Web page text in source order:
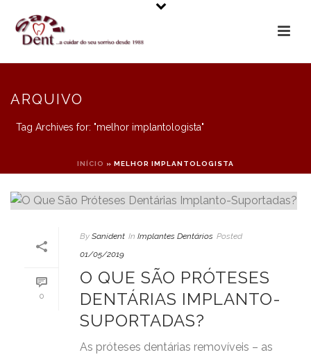
ARQUIVO
Tag Archives for: "melhor implantologista"
INÍCIO » MELHOR IMPLANTOLOGISTA
0
By Sanident In Implantes Dentários Posted
01/05/2019
O QUE SÃO PRÓTESES
DENTÁRIAS IMPLANTO-
SUPORTADAS?
As próteses dentárias removíveis – as